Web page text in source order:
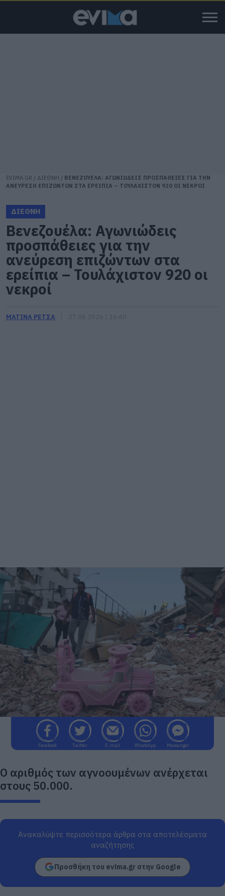
EVIMA.GR / ΔΙΕΘΝΗ / ΒΕΝΕΖΟΥΕΛΑ: ΑΓΩΝΙΩΔΕΙΣ ΠΡΟΣΠΑΘΕΙΕΣ ΓΙΑ ΤΗΝ
ΑΝΕΥΡΕΣΗ ΕΠΙΖΩΝΤΩΝ ΣΤΑ ΕΡΕΙΠΙΑ – ΤΟΥΛΑΧΙΣΤΟΝ 920 ΟΙ ΝΕΚΡΟΙ
ΔΙΕΘΝΗ
Βενεζουέλα: Αγωνιώδεις
προσπάθειες για την
ανεύρεση επιζώντων στα
ερείπια – Τουλάχιστον 920 οι
νεκροί
ΜΑΤΙΝΑ ΡΕΤΣΑ
Facebook Twitter E-mail WhatsApp Messenger
Ο αριθμός των αγνοουμένων ανέρχεται
στους 50.000.
Ανακαλύψτε περισσότερα άρθρα στα αποτελέσματα
αναζήτησης
Προσθήκη του evima.gr στην Google